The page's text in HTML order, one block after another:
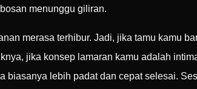
menunggu giliran.
merasa terhibur. Jadi, jika tamu kamu
jika konsep lamaran kamu adalah
lebih padat dan cepat selesai.